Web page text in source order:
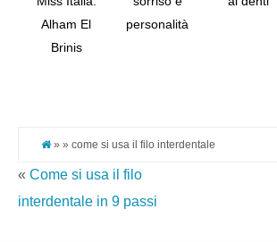
Alham El
Brinis
personalità
» » come si usa il filo interdentale
« Come si usa il filo
interdentale in 9 passi